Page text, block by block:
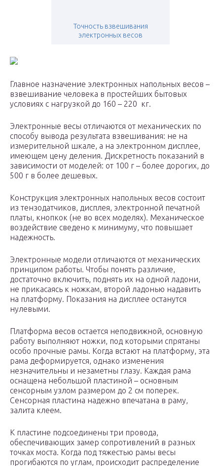
Точность взвешивания
электронных весов
Главное назначение электронных напольных весов –
взвешивание человека в простейших бытовых
условиях с нагрузкой до 160 – 220 кг.
Электронные весы отличаются от механических по
способу вывода результата взвешивания: не на
измерительной шкале, а на электронном дисплее,
имеющем цену деления. Дискретность показаний в
зависимости от моделей: от 100 г – более дорогих, до
500 г в более дешевых.
Конструкция электронных напольных весов состоит
из тензодатчиков, дисплея, электронной печатной
платы, кнопкок (не во всех моделях). Механическое
воздействие сведено к минимуму, что повышает
надежность.
Электронные модели отличаются от механических
принципом работы. Чтобы понять различие,
достаточно включить, поднять их на одной ладони,
не прикасаясь к ножкам, второй ладонью надавить
на платформу. Показания на дисплее останутся
нулевыми.
Платформа весов остается неподвижной, основную
работу выполняют ножки, под которыми спрятаны
особо прочные рамы. Когда встают на платформу, эта
рама деформируется, однако изменения
незначительны и незаметны глазу. Каждая рама
оснащена небольшой пластиной – основным
сенсорным узлом размером до 2 см поперек.
Сенсорная пластина надежно впечатана в раму,
залита клеем.
К пластине подсоединены три провода,
обеспечивающих замер сопротивлений в разных
точках моста. Когда под тяжестью рамы весы
прогибаются по углам, происходит распределение